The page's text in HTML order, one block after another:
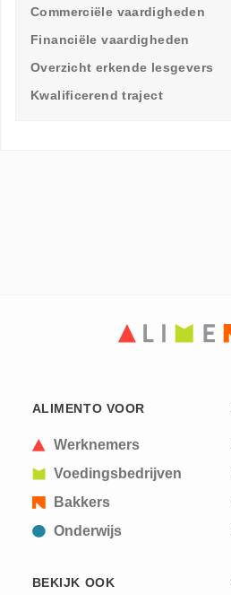
Commerciële vaardigheden
Financiële vaardigheden
Overzicht erkende lesgevers
Kwalificerend traject
ALIMENTO VOOR
Werknemers
Voedingsbedrijven
Bakkers
Onderwijs
BEKIJK OOK